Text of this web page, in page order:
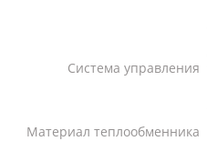
Система управления
Материал теплообменника